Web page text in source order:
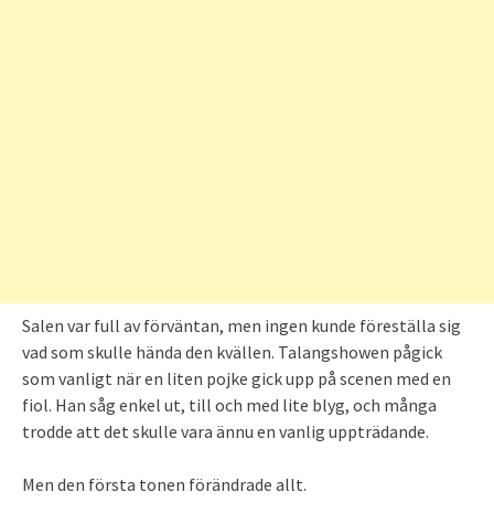
Salen var full av förväntan, men ingen kunde föreställa sig
vad som skulle hända den kvällen. Talangshowen pågick
som vanligt när en liten pojke gick upp på scenen med en
fiol. Han såg enkel ut, till och med lite blyg, och många
trodde att det skulle vara ännu en vanlig uppträdande.
Men den första tonen förändrade allt.